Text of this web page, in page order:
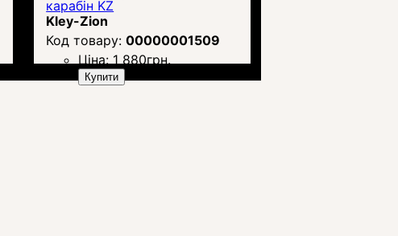
карабін KZ
Kley-Zion
00000001509
Ціна: 1 880грн.
Купити